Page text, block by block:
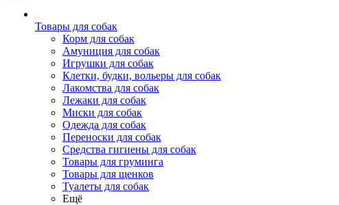
Товары для собак
Корм для собак
Амуниция для собак
Игрушки для собак
Клетки, будки, вольеры для собак
Лакомства для собак
Лежаки для собак
Миски для собак
Одежда для собак
Переноски для собак
Средства гигиены для собак
Товары для груминга
Товары для щенков
Туалеты для собак
Ещё